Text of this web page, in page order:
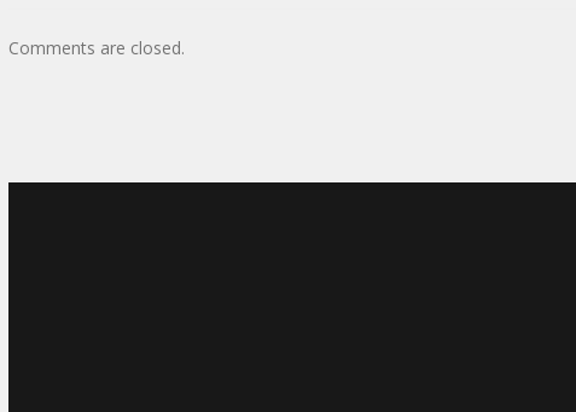
Comments are closed.